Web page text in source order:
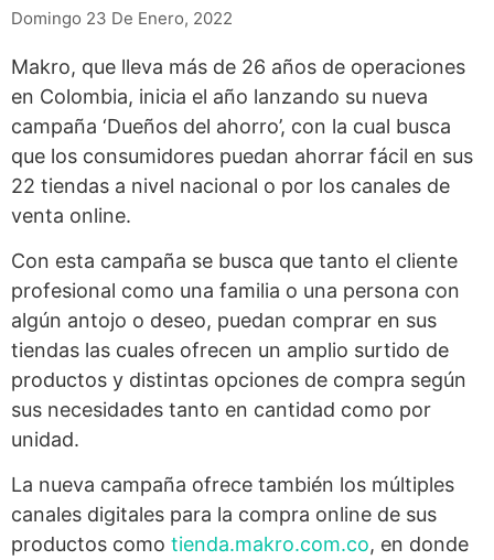
Domingo 23 De Enero, 2022
Makro, que lleva más de 26 años de operaciones
en Colombia, inicia el año lanzando su nueva
campaña ‘Dueños del ahorro’, con la cual busca
que los consumidores puedan ahorrar fácil en sus
22 tiendas a nivel nacional o por los canales de
venta online.
Con esta campaña se busca que tanto el cliente
profesional como una familia o una persona con
algún antojo o deseo, puedan comprar en sus
tiendas las cuales ofrecen un amplio surtido de
productos y distintas opciones de compra según
sus necesidades tanto en cantidad como por
unidad.
La nueva campaña ofrece también los múltiples
canales digitales para la compra online de sus
productos como tienda.makro.com.co, en donde